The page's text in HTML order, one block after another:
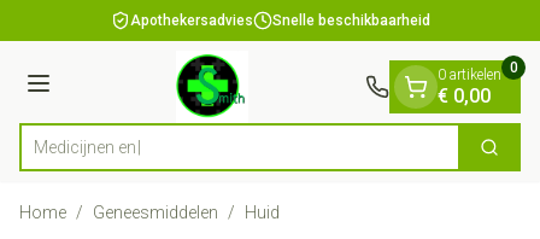
Ga naar de inhoudApothekersadvies Snelle beschikbaarheid
Menu
Product, merk, categorie... Zoek
0 artikelen
€ 0,00
0
Home / Geneesmiddelen / Huid